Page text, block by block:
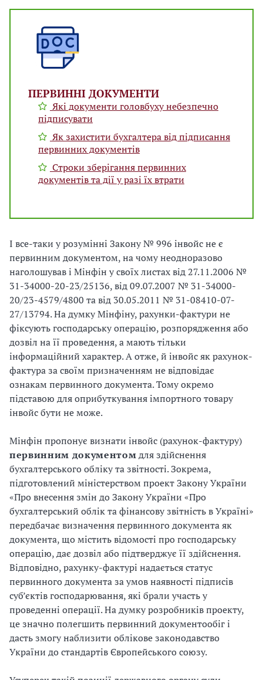
ПЕРВИННІ ДОКУМЕНТИ
Які документи головбуху небезпечно
підписувати
Як захистити бухгалтера від підписання
первинних документів
Строки зберігання первинних
документів та дії у разі їх втрати
І все-таки у розумінні Закону № 996 інвойс не є
первинним документом, на чому неодноразово
наголошував і Мінфін у своїх листах від 27.11.2006 №
31-34000-20-23/25136, від 09.07.2007 № 31-34000-
20/23-4579/4800 та від 30.05.2011 № 31-08410-07-
27/13794. На думку Мінфіну, рахунки-фактури не
фіксують господарську операцію, розпорядження або
дозвіл на її проведення, а мають тільки
інформаційний характер. А отже, й інвойс як рахунок-
фактура за своїм призначенням не відповідає
ознакам первинного документа. Тому окремо
підставою для оприбуткування імпортного товару
інвойс бути не може.
Мінфін пропонує визнати інвойс (рахунок-фактуру)
первинним документомдля здійснення
бухгалтерського обліку та звітності. Зокрема,
підготовлений міністерством проект Закону України
«Про внесення змін до Закону України «Про
бухгалтерський облік та фінансову звітність в Україні»
передбачає визначення первинного документа як
документа, що містить відомості про господарську
операцію, дає дозвіл або підтверджує її здійснення.
Відповідно, рахунку-фактурі надається статус
первинного документа за умов наявності підписів
суб’єктів господарювання, які брали участь у
проведенні операції. На думку розробників проекту,
це значно полегшить первинний документообіг і
дасть змогу наблизити облікове законодавство
України до стандартів Європейського союзу.